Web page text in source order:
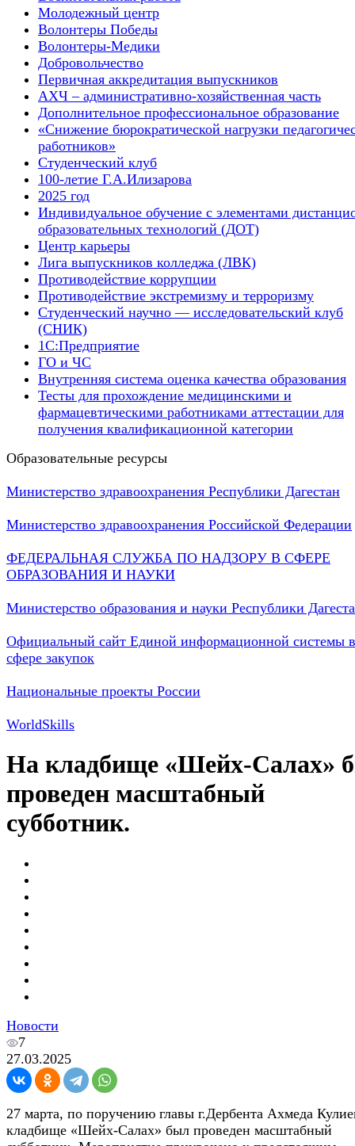
Молодежный центр
Волонтеры Победы
Волонтеры-Медики
Добровольчество
Первичная аккредитация выпускников
АХЧ – административно-хозяйственная часть
Дополнительное профессиональное образование
«Снижение бюрократической нагрузки
работников»
Студенческий клуб
100-летие Г.А.Илизарова
2025 год
Индивидуальное обучение с элементами
образовательных технологий (ДОТ)
Центр карьеры
Лига выпускников колледжа (ЛВК)
Противодействие коррупции
Противодействие экстремизму и терроризму
Студенческий научно — исследовательский клуб
(СНИК)
1С:Предприятие
ГО и ЧС
Внутренняя система оценка качества образования
Тесты для прохождение медицинскими и
фармацевтическими работниками аттестации для
получения квалификационной категории
Образовательные ресурсы
Министерство здравоохранения Республики Дагестан
Министерство здравоохранения Российской Федерации
ФЕДЕРАЛЬНАЯ СЛУЖБА ПО НАДЗОРУ В СФЕРЕ
ОБРАЗОВАНИЯ И НАУКИ
Министерство образования и науки Республики
Официальный сайт Единой информационной системы в
сфере закупок
Национальные проекты России
WorldSkills
На кладбище «Шейх-Салах»
проведен масштабный
субботник.
Новости
7
27.03.2025
27 марта, по поручению главы г.Дербента Ахмеда
кладбище «Шейх-Салах» был проведен масштабный